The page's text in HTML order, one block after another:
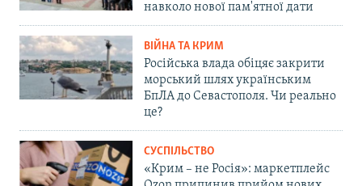
навколо нової пам'ятної дати
ВІЙНА ТА КРИМ
Російська влада обіцяє закрити
морський шлях українським
БпЛА до Севастополя. Чи реально
це?
СУСПІЛЬСТВО
«Крим – не Росія»: маркетплейс